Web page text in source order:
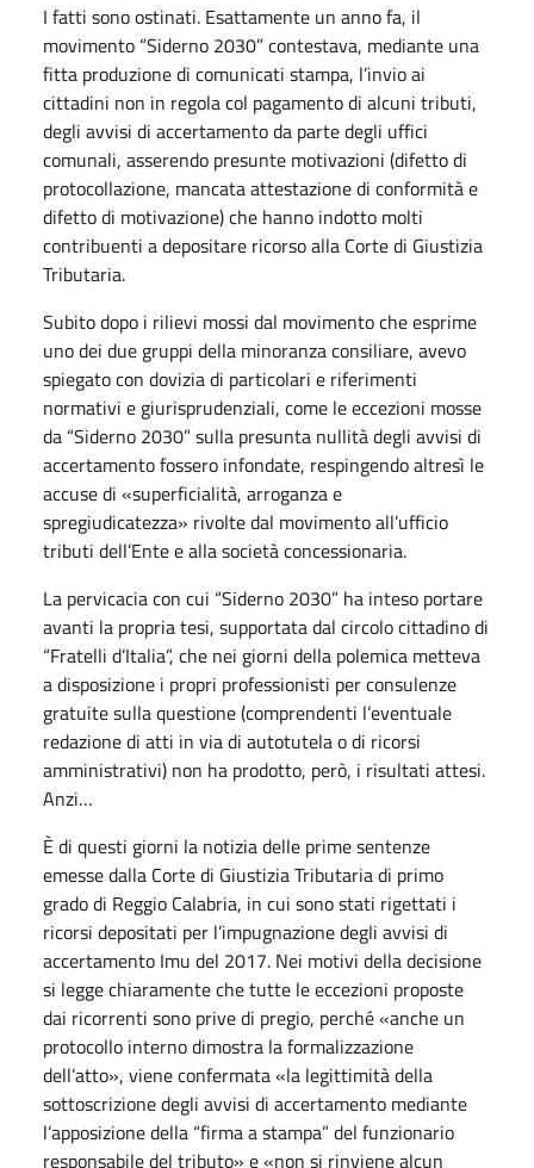
I fatti sono ostinati. Esattamente un anno fa, il
movimento “Siderno 2030” contestava, mediante una
fitta produzione di comunicati stampa, l’invio ai
cittadini non in regola col pagamento di alcuni tributi,
degli avvisi di accertamento da parte degli uffici
comunali, asserendo presunte motivazioni (difetto di
protocollazione, mancata attestazione di conformità e
difetto di motivazione) che hanno indotto molti
contribuenti a depositare ricorso alla Corte di Giustizia
Tributaria.
Subito dopo i rilievi mossi dal movimento che esprime
uno dei due gruppi della minoranza consiliare, avevo
spiegato con dovizia di particolari e riferimenti
normativi e giurisprudenziali, come le eccezioni mosse
da “Siderno 2030” sulla presunta nullità degli avvisi di
accertamento fossero infondate, respingendo altresì le
accuse di «superficialità, arroganza e
spregiudicatezza» rivolte dal movimento all’ufficio
tributi dell’Ente e alla società concessionaria.
La pervicacia con cui “Siderno 2030” ha inteso portare
avanti la propria tesi, supportata dal circolo cittadino di
“Fratelli d’Italia”, che nei giorni della polemica metteva
a disposizione i propri professionisti per consulenze
gratuite sulla questione (comprendenti l’eventuale
redazione di atti in via di autotutela o di ricorsi
amministrativi) non ha prodotto, però, i risultati attesi.
Anzi…
È di questi giorni la notizia delle prime sentenze
emesse dalla Corte di Giustizia Tributaria di primo
grado di Reggio Calabria, in cui sono stati rigettati i
ricorsi depositati per l’impugnazione degli avvisi di
accertamento Imu del 2017. Nei motivi della decisione
si legge chiaramente che tutte le eccezioni proposte
dai ricorrenti sono prive di pregio, perché «anche un
protocollo interno dimostra la formalizzazione
dell’atto», viene confermata «la legittimità della
sottoscrizione degli avvisi di accertamento mediante
l’apposizione della “firma a stampa” del funzionario
responsabile del tributo» e «non si rinviene alcun